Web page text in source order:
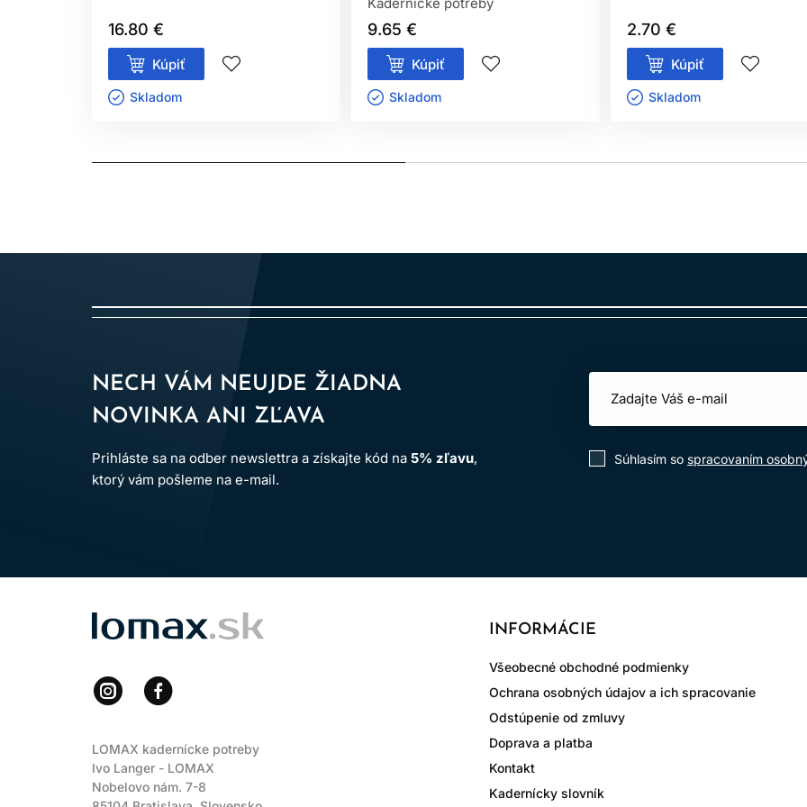
16.80 €
Kúpiť
Skladom ㅤ
9.65 €
Kúpiť
Skladom ㅤ
2.70 €
Kúpiť
Skladom ㅤ
NECH VÁM NEUJDE ŽIADNA
NOVINKA ANI ZĽAVA
Prihláste sa na odber newslettra a získajte kód na 5% zľavu,
ktorý vám pošleme na e-mail.
Súhlasím so spracovaním
LOMAX
LOMAX kadernícke potreby
Ivo Langer - LOMAX
Nobelovo nám. 7-8
INFORMÁCIE
Všeobecné obchodné podmienky
Ochrana osobných údajov a ich spracovanie
Odstúpenie od zmluvy
Doprava a platba
Kontakt
Kadernícky slovník